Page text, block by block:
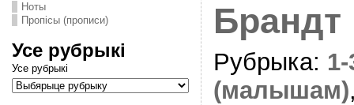
Ноты
Пропісы (прописи)
Усе рубрыкі
Усе рубрыкі
Брандт
Рубрыка:
(малышам)